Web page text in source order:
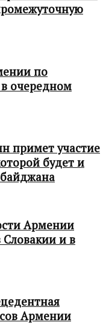
по
очередном
примет участие
будет и
Армении
Словакии и в
Армении